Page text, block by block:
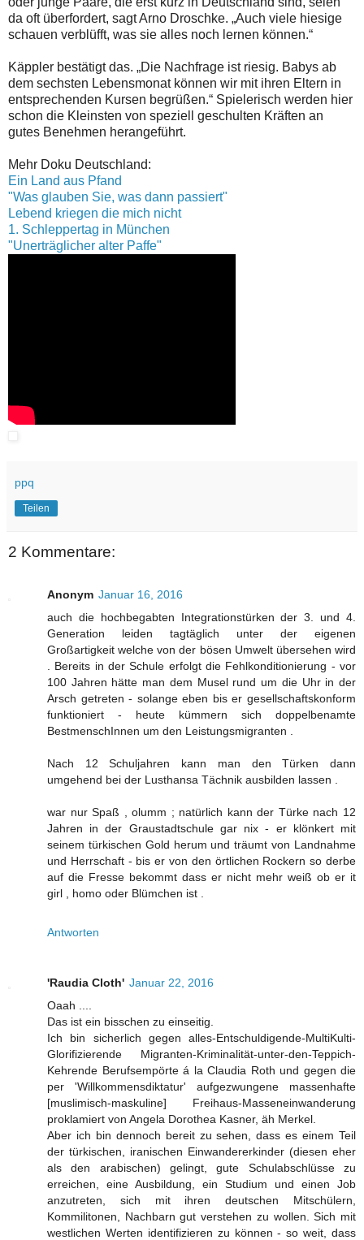
da oft überfordert, sagt Arno Droschke. „Auch viele hiesige
schauen verblüfft, was sie alles noch lernen können.“
Käppler bestätigt das. „Die Nachfrage ist riesig. Babys ab
dem sechsten Lebensmonat können wir mit ihren Eltern in
entsprechenden Kursen begrüßen.“ Spielerisch werden hier
schon die Kleinsten von speziell geschulten Kräften an
gutes Benehmen herangeführt.
Mehr Doku Deutschland:
Ein Land aus Pfand
"Was glauben Sie, was dann passiert"
Lebend kriegen die mich nicht
1. Schleppertag in München
"Unerträglicher alter Paffe"
ppq
Teilen
2 Kommentare:
Anonym Januar 16, 2016
auch die hochbegabten Integrationstürken der 3. und 4.
Generation leiden tagtäglich unter der eigenen
Großartigkeit welche von der bösen Umwelt übersehen wird
. Bereits in der Schule erfolgt die Fehlkonditionierung - vor
100 Jahren hätte man dem Musel rund um die Uhr in der
Arsch getreten - solange eben bis er gesellschaftskonform
funktioniert - heute kümmern sich doppelbenamte
BestmenschInnen um den Leistungsmigranten .
Nach 12 Schuljahren kann man den Türken dann
umgehend bei der Lusthansa Tächnik ausbilden lassen .
war nur Spaß , olumm ; natürlich kann der Türke nach 12
Jahren in der Graustadtschule gar nix - er klönkert mit
seinem türkischen Gold herum und träumt von Landnahme
und Herrschaft - bis er von den örtlichen Rockern so derbe
auf die Fresse bekommt dass er nicht mehr weiß ob er it
girl , homo oder Blümchen ist .
Antworten
'Raudia Cloth' Januar 22, 2016
Oaah ....
Das ist ein bisschen zu einseitig.
Ich bin sicherlich gegen alles-Entschuldigende-MultiKulti-
Glorifizierende Migranten-Kriminalität-unter-den-Teppich-
Kehrende Berufsempörte á la Claudia Roth und gegen die
per 'Willkommensdiktatur' aufgezwungene massenhafte
[muslimisch-maskuline] Freihaus-Masseneinwanderung
proklamiert von Angela Dorothea Kasner, äh Merkel.
Aber ich bin dennoch bereit zu sehen, dass es einem Teil
der türkischen, iranischen Einwandererkinder (diesen eher
als den arabischen) gelingt, gute Schulabschlüsse zu
erreichen, eine Ausbildung, ein Studium und einen Job
anzutreten, sich mit ihren deutschen Mitschülern,
Kommilitonen, Nachbarn gut verstehen zu wollen. Sich mit
westlichen Werten identifizieren zu können - so weit, dass